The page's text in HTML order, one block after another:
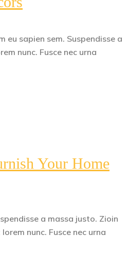
eu sapien sem. Suspendisse a
nunc. Fusce nec urna
Your Home
a massa justo. Zioin
nunc. Fusce nec urna